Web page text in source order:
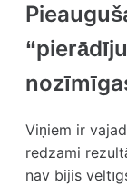
Viņiem ir
redzami
nav bijis